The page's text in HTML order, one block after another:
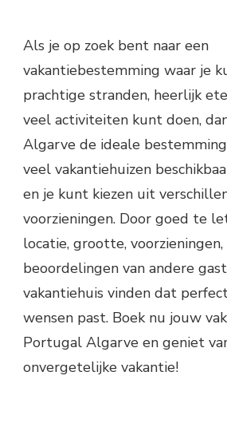
Als je op zoek bent naar een
vakantiebestemming waar je
prachtige stranden, heerlijk
veel activiteiten kunt doen,
Algarve de ideale
veel vakantiehuizen
en je kunt kiezen uit
voorzieningen. Door goed te
locatie, grootte,
beoordelingen van andere
vakantiehuis vinden dat
wensen past. Boek nu jouw
Portugal Algarve en geniet
onvergetelijke vakantie!